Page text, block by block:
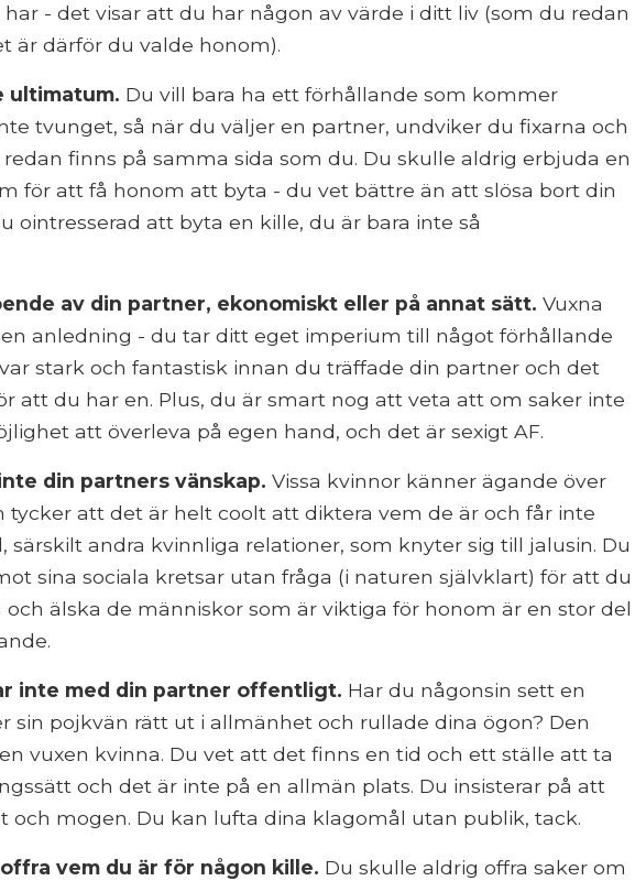
- det visar att du har någon av värde i ditt liv (som du redan
är därför du valde honom).
ultimatum. Du vill bara ha ett förhållande som kommer
tvunget, så när du väljer en partner, undviker du fixarna och
finns på samma sida som du. Du skulle aldrig erbjuda en
för att få honom att byta - du vet bättre än att slösa bort din
ointresserad att byta en kille, du är bara inte så
av din partner, ekonomiskt eller på annat sätt. Vuxna
anledning - du tar ditt eget imperium till något förhållande
stark och fantastisk innan du träffade din partner och det
att du har en. Plus, du är smart nog att veta att om saker inte
att överleva på egen hand, och det är sexigt AF.
din partners vänskap. Vissa kvinnor känner ägande över
tycker att det är helt coolt att diktera vem de är och får inte
särskilt andra kvinnliga relationer, som knyter sig till jalusin. Du
sina sociala kretsar utan fråga (i naturen självklart) för att du
älska de människor som är viktiga för honom är en stor del
inte med din partner offentligt. Har du någonsin sett en
sin pojkvän rätt ut i allmänhet och rullade dina ögon? Den
vuxen kvinna. Du vet att det finns en tid och ett ställe att ta
och det är inte på en allmän plats. Du insisterar på att
och mogen. Du kan lufta dina klagomål utan publik, tack.
vem du är för någon kille. Du skulle aldrig offra saker om